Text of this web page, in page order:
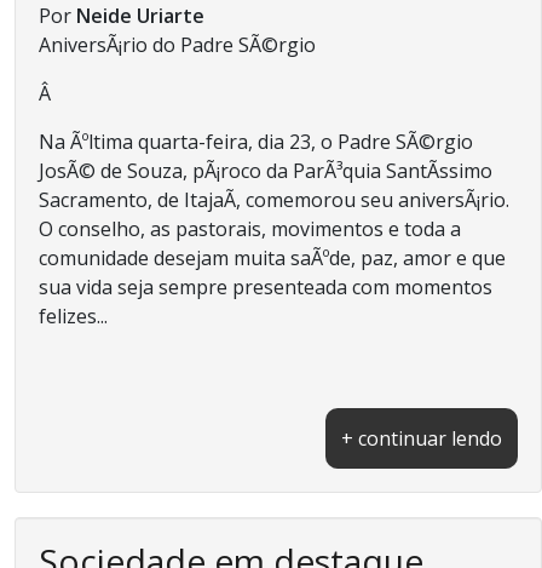
Por Neide Uriarte
AniversÃ¡rio do Padre SÃ©rgio
Â
Na Ãºltima quarta-feira, dia 23, o Padre SÃ©rgio
JosÃ© de Souza, pÃ¡roco da ParÃ³quia SantÃ­ssimo
Sacramento, de ItajaÃ­, comemorou seu aniversÃ¡rio.
O conselho, as pastorais, movimentos e toda a
comunidade desejam muita saÃºde, paz, amor e que
sua vida seja sempre presenteada com momentos
felizes...
+ continuar lendo